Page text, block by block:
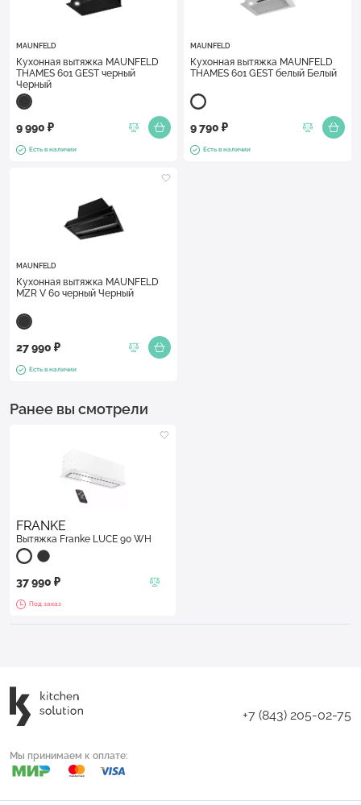
MAUNFELD
Кухонная вытяжка MAUNFELD
THAMES 601 GEST черный
Черный
9 990 ₽
Есть в наличии
MAUNFELD
Кухонная вытяжка MAUNFELD
THAMES 601 GEST белый Белый
9 790 ₽
Есть в наличии
MAUNFELD
Кухонная вытяжка MAUNFELD
MZR V 60 черный Черный
27 990 ₽
Есть в наличии
Ранее вы смотрели
FRANKE
Вытяжка Franke LUCE 90 WH
37 990 ₽
Под заказ
+7 (843) 205-02-75
Мы принимаем к оплате: